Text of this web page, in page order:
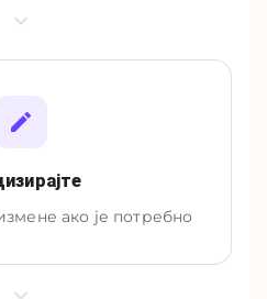
ако је потребно